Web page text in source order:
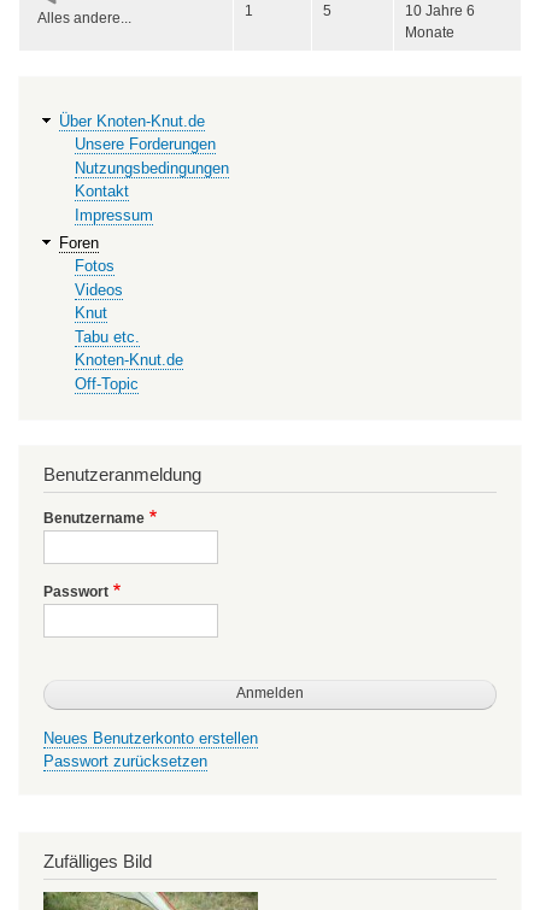
neuen
Alles andere... 1 5
10 Jahre 6
Monate
Über Knoten-Knut.de
Unsere Forderungen
Nutzungsbedingungen
Kontakt
Impressum
Foren
Fotos
Videos
Knut
Tabu etc.
Knoten-Knut.de
Off-Topic
Benutzeranmeldung
Benutzername
Passwort
Neues Benutzerkonto erstellen
Passwort zurücksetzen
Zufälliges Bild